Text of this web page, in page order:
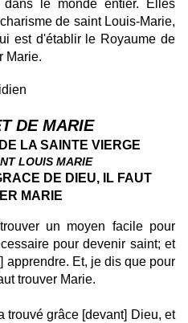
le monde entier. Elles
de saint Louis-Marie,
est d'établir le Royaume de
Marie.
DE MARIE
LA SAINTE VIERGE
LOUIS MARIE
DE DIEU, IL FAUT
MARIE
un moyen facile pour
pour devenir saint; et
apprendre. Et, je dis que pour
trouver Marie.
trouvé grâce [devant] Dieu, et